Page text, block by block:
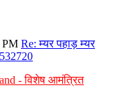
PM Re: म्यर पहाड़ म्यर
- विशेष आमंत्रित